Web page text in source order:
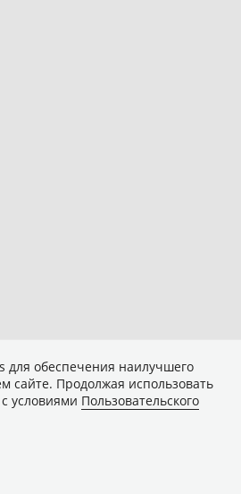
для обеспечения наилучшего
сайте. Продолжая использовать
условиями Пользовательского